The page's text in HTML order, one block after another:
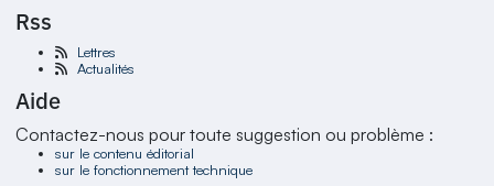
Rss
Lettres
Actualités
Aide
Contactez-nous pour toute suggestion ou problème :
sur le contenu éditorial
sur le fonctionnement technique